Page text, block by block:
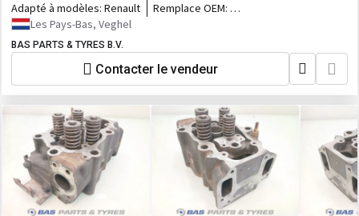
Adapté à modèles: Renault
Remplace OEM:
Les Pays-Bas, Veghel
BAS PARTS & TYRES B.V.
Contacter le vendeur